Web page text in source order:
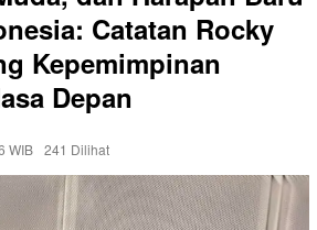
Catatan Rocky
Kepemimpinan
Depan
WIB 241 Dilihat